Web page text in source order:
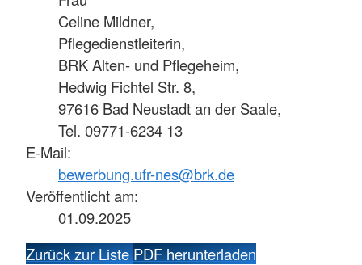
Celine Mildner,
Pflegedienstleiterin,
BRK Alten- und Pflegeheim,
Hedwig Fichtel Str. 8,
97616 Bad Neustadt an der Saale,
Tel. 09771-6234 13
E-Mail:
bewerbung.ufr-nes@brk.de
Veröffentlicht am:
01.09.2025
Zurück zur ListePDF herunterladen